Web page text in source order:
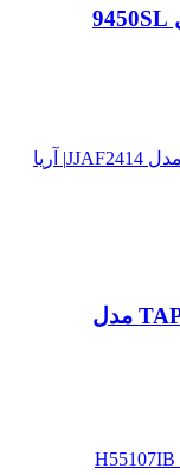
ظرف مگنتی (بشقاب) تاپ تول TAPTUL مدل